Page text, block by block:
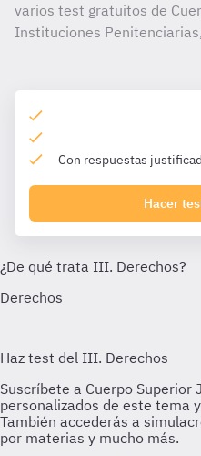
varios test gratuitos de
Instituciones
Con respuestas
Hacer